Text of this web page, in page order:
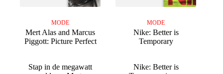
MODE
Mert Alas and Marcus
Piggott: Picture Perfect
Stap in de megawatt
MODE
Nike: Better is
Temporary
Nike: Better is